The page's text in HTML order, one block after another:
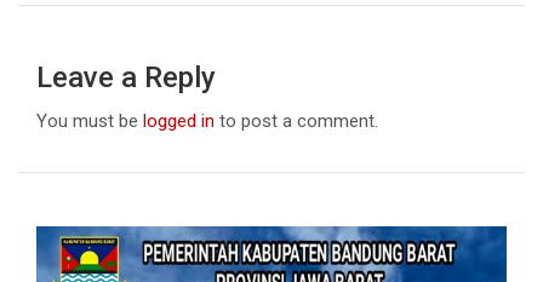
Leave a Reply
You must be logged in to post a comment.